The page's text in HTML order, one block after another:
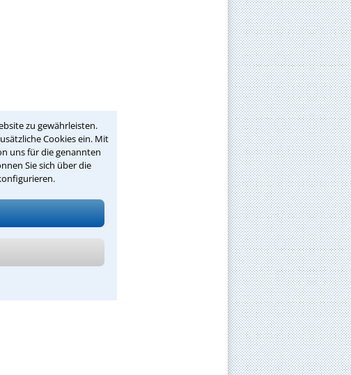
zu gewährleisten.
Cookies ein. Mit
uns für die genannten
Sie sich über die